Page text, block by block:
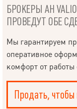
БРОКЕРЫ АН
ПРОВЕДУТ ОБЕ
Мы гарантируем
оперативное
комфорт от работы
Продать, чтобы